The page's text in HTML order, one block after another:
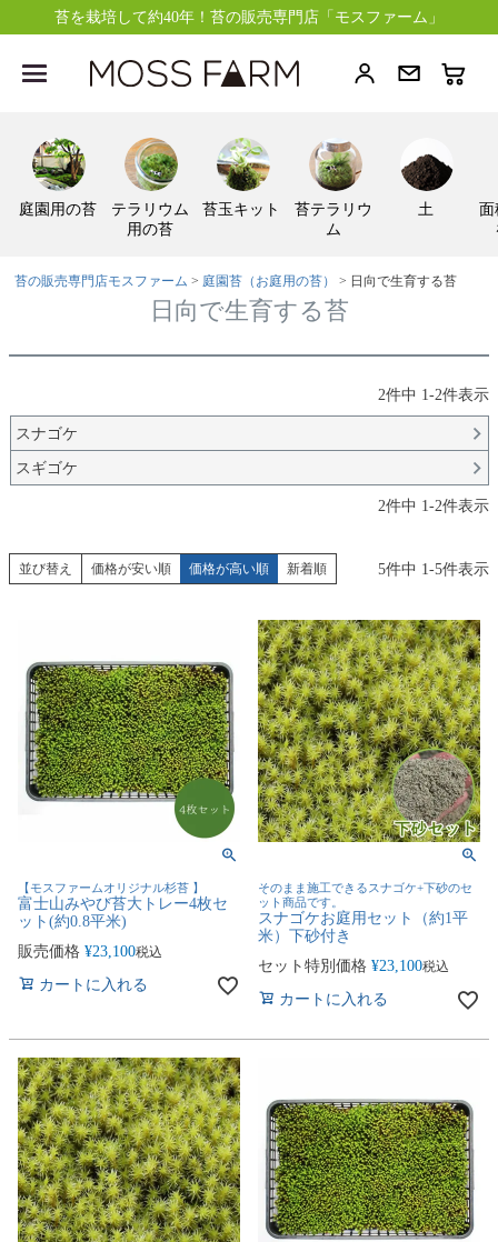
苔を栽培して約40年！苔の販売専門店「モスファーム」
庭園用の苔
テラリウム
用の苔
苔玉キット
苔テラリウ
ム
土
苔の販売専門店モスファーム 庭園苔（お庭用の苔） 日向で生育する苔
日向で生育する苔
2件中 1-2件表示
スナゴケ
スギゴケ
2件中 1-2件表示
並び替え 価格が安い順 価格が高い順 新着順 5件中 1 -5件表示
【モスファームオリジナル杉苔 】
富士山みやび苔大トレー4枚セ
ット(約0.8平米)
販売価格 ¥23,100税込
カートに入れる
そのまま施工できるスナゴケ+下砂のセ
ット商品です。
スナゴケお庭用セット（約1平
米）下砂付き
セット特別価格 ¥23,100税込
カートに入れる